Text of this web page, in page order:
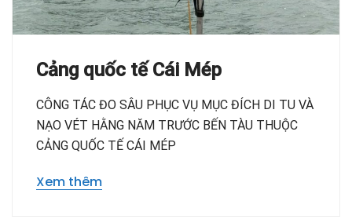
Cảng quốc tế Cái Mép
CÔNG TÁC ĐO SÂU PHỤC VỤ MỤC ĐÍCH DI TU VÀ
NẠO VÉT HẰNG NĂM TRƯỚC BẾN TÀU THUỘC
CẢNG QUỐC TẾ CÁI MÉP
Xem thêm